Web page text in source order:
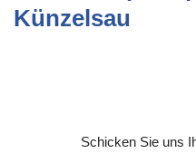
Künzelsau
Schicken Sie uns